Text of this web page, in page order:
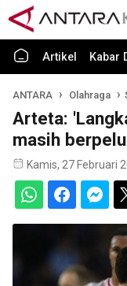
Artikel Kabar
ANTARA Olahraga
Arteta:
masih
Kamis, 27 Februari